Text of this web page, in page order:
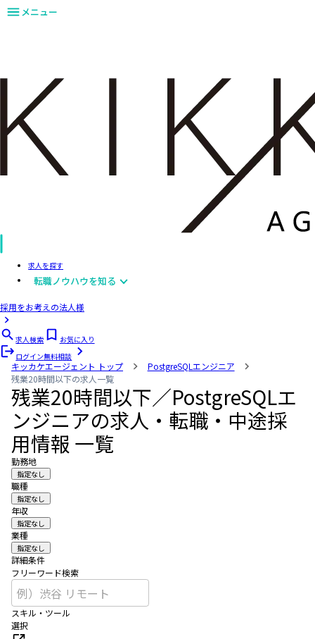
メニュー
求人を探す
転職ノウハウを知る
採用をお考えの法人様
求人検索
お気に入り
ログイン無料相談
キッカケエージェント トップ
PostgreSQLエンジニア
残業20時間以下の求人一覧
残業20時間以下／PostgreSQLエ
ンジニアの求人・転職・中途採
用情報 一覧
勤務地
指定なし
職種
指定なし
年収
指定なし
業種
指定なし
詳細条件
フリーワード検索
スキル・ツール
選択